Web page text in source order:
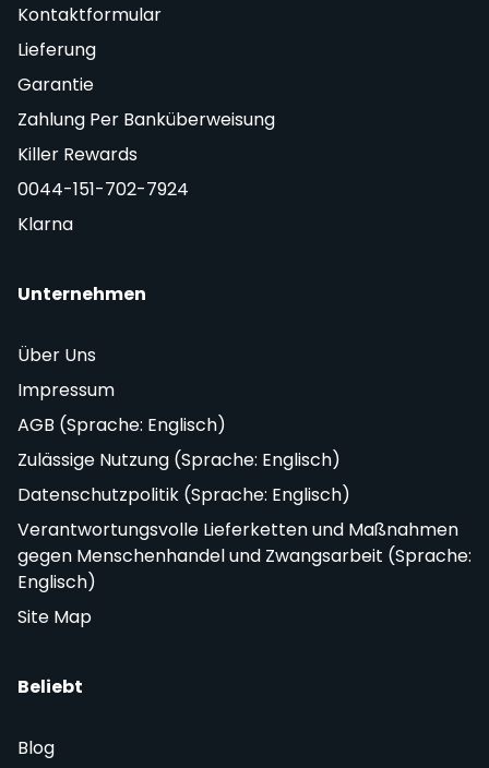
Kontaktformular
Lieferung
Garantie
Zahlung Per Banküberweisung
Killer Rewards
0044-151-702-7924
Klarna
Unternehmen
Über Uns
Impressum
AGB (Sprache: Englisch)
Zulässige Nutzung (Sprache: Englisch)
Datenschutzpolitik (Sprache: Englisch)
Verantwortungsvolle Lieferketten und Maßnahmen
gegen Menschenhandel und Zwangsarbeit (Sprache:
Englisch)
Site Map
Beliebt
Blog